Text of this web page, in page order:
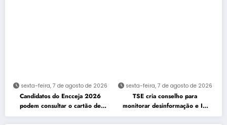
sexta-feira, 7 de agosto de 2026
Candidatos do Encceja 2026
podem consultar o cartão de
inscrição
sexta-feira, 7 de agosto de 2026
TSE cria conselho para
monitorar desinformação e IA
nas eleições